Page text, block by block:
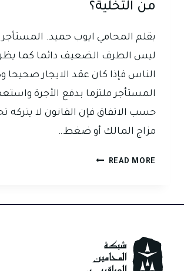
من التخلية؟
بقلم المحامي ايوب حميد. المستأجر
ليس الطرف الضعيف دائما كما
الناس فإذا كان عقد الايجار صحيحا
المستأجر ملتزما بدفع الأجرة
حسب الاتفاق فإن القانون لا يتركه
مزاج المالك أو ضغط…
READ MORE حقوق
قانون
العراقي
متى